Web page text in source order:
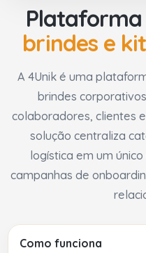
brindes e
A 4Unik é uma
brindes
colaboradores, clientes
solução centraliza
logística em um
campanhas de
Como funciona